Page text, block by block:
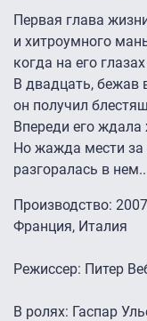
Первая глава
и хитроумного
когда на его
В двадцать,
он получил
Впереди его ждала
Но жажда мести за
разгоралась в
Производство:
Франция, Италия
Режиссер: Питер
В ролях: Гаспар